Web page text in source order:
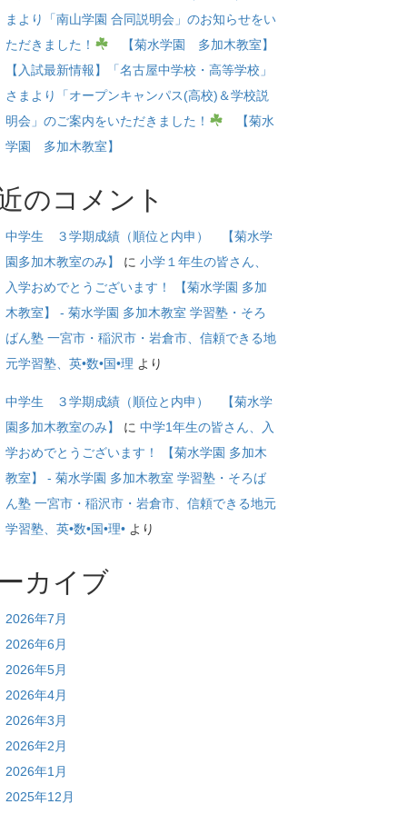
まより「南山学園 合同説明会」のお知らせをい
ただきました！
【菊水学園 多加木教室】
【入試最新情報】「名古屋中学校・高等学校」
さまより「オープンキャンパス(高校)＆学校説
明会」のご案内をいただきました！
【菊水
学園 多加木教室】
のコメント
中学生 ３学期成績（順位と内申） 【菊水学
園多加木教室のみ】
に 小学１年生の皆さん、
入学おめでとうございます！ 【菊水学園 多加
木教室】 - 菊水学園 多加木教室 学習塾・そろ
ばん塾 一宮市・稲沢市・岩倉市、信頼できる地
元学習塾、英•数•国•理 より
中学生 ３学期成績（順位と内申） 【菊水学
園多加木教室のみ】
に 中学1年生の皆さん、入
学おめでとうございます！ 【菊水学園 多加木
教室】 - 菊水学園 多加木教室 学習塾・そろば
ん塾 一宮市・稲沢市・岩倉市、信頼できる地元
学習塾、英•数•国•理• より
カイブ
2026年7月
2026年6月
2026年5月
2026年4月
2026年3月
2026年2月
2026年1月
2025年12月